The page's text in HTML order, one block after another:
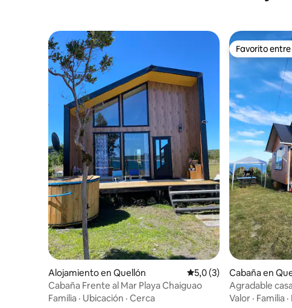
Alojamiento en Quellón Calificación promedio:
5,0 (3)
Cabaña Frente al Mar Playa Chaiguao
Familia · Ubicación · Cerca
Favorito
Favorito
Cabaña en
Agradable
cordillera
Valor · Familia ·